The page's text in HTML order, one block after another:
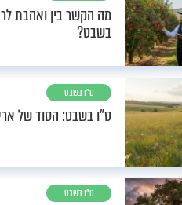
מה הקשר בין ואהבת
בשבט?
ט"ו בשבט
ט"ו בשבט: הסוד של
ט"ו בשבט